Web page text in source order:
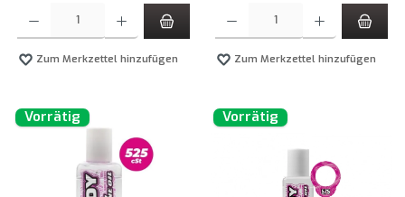
Zum Merkzettel hinzufügen Zum Merkzettel hinzufügen
Vorrätig Vorrätig